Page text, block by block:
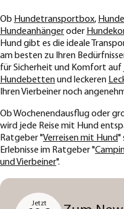
Ob Hundetransportbox,
Hundeanhängeroder
Hund gibt es die ideale
am besten zu Ihren
für Sicherheit und Komfort
Hundebettenund leckeren
Ihren Vierbeiner noch
Ob Wochenendausflug oder
wird jede Reise mit Hund
Ratgeber "Verreisen mit Hund"
Erlebnisse im Ratgeber "
und Vierbeiner".
Jetzt